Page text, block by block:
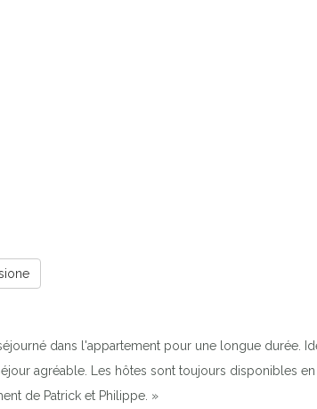
dans l'appartement pour une longue durée.
agréable. Les hôtes sont toujours disponibles
de Patrick et Philippe. »